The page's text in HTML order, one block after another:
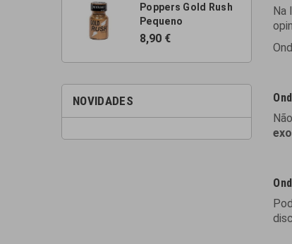
Poppers Gold Rush
Pequeno
8,90 €
NOVIDADES
Na